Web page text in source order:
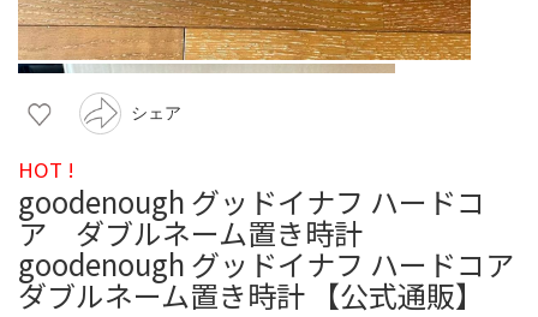
シェア
HOT !
goodenough グッドイナフ ハードコ
ア ダブルネーム置き時計
goodenough グッドイナフ ハードコア
ダブルネーム置き時計 【公式通販】